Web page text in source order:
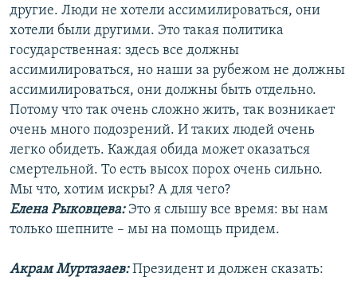
другие. Люди не хотели ассимилироваться, они
хотели были другими. Это такая политика
государственная: здесь все должны
ассимилироваться, но наши за рубежом не должны
ассимилироваться, они должны быть отдельно.
Потому что так очень сложно жить, так возникает
очень много подозрений. И таких людей очень
легко обидеть. Каждая обида может оказаться
смертельной. То есть высох порох очень сильно.
Мы что, хотим искры? А для чего?
Елена Рыковцева:Это я слышу все время: вы нам
только шепните – мы на помощь придем.
Акрам Муртазаев:Президент и должен сказать: